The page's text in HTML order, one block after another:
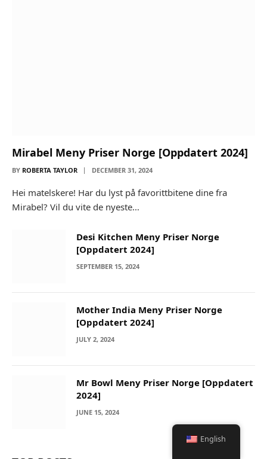
Mirabel Meny Priser Norge [Oppdatert 2024]
BY ROBERTA TAYLOR DECEMBER 31, 2024
Hei matelskere! Har du lyst på favorittbitene dine fra
Mirabel? Vil du vite de nyeste…
Desi Kitchen Meny Priser Norge
[Oppdatert 2024]
SEPTEMBER 15, 2024
Mother India Meny Priser Norge
[Oppdatert 2024]
JULY 2, 2024
Mr Bowl Meny Priser Norge [Oppdatert
2024]
JUNE 15, 2024
English